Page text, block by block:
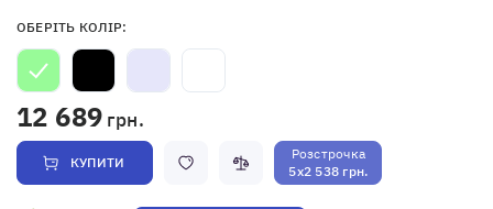
ОБЕРІТЬ КОЛІР:
12 689 грн.
КУПИТИ
Розстрочка
5x2 538 грн.